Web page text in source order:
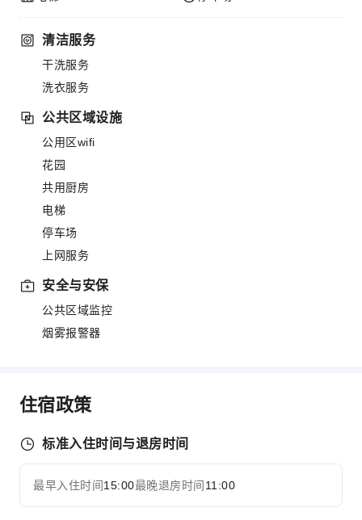
清洁服务
干洗服务
洗衣服务
公共区域设施
公用区wifi
花园
共用厨房
电梯
停车场
上网服务
安全与安保
公共区域监控
烟雾报警器
住宿政策
标准入住时间与退房时间
最早入住时间15:00最晚退房时间 11:00